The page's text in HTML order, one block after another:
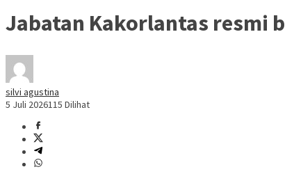
Jabatan Kakorlantas resmi
silvi agustina
5 Juli 2026115 Dilihat